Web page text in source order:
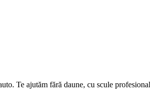
Te ajutăm fără daune, cu scule